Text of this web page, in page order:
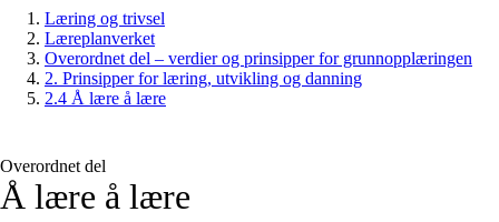
Læring og trivsel
Læreplanverket
Overordnet del – verdier og prinsipper for grunnopplæringen
2. Prinsipper for læring, utvikling og danning
2.4 Å lære å lære
Overordnet del
Å lære å lære